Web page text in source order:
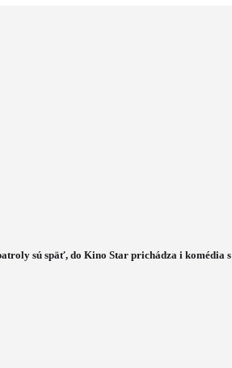
sú späť, do Kino Star prichádza i komédia s